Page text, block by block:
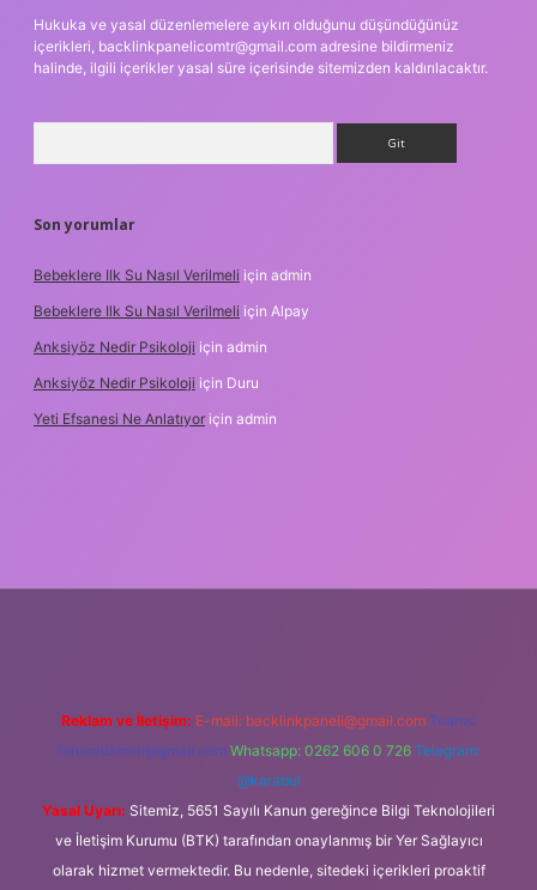
Hukuka ve yasal düzenlemelere aykırı olduğunu düşündüğünüz
içerikleri, backlinkpanelicomtr@gmail.com adresine bildirmeniz
halinde, ilgili içerikler yasal süre içerisinde sitemizden kaldırılacaktır.
Son yorumlar
Bebeklere Ilk Su Nasıl Verilmeli için admin
Bebeklere Ilk Su Nasıl Verilmeli için Alpay
Anksiyöz Nedir Psikoloji için admin
Anksiyöz Nedir Psikoloji için Duru
Yeti Efsanesi Ne Anlatıyor için admin
Reklam ve İletişim: E-mail: backlinkpaneli@gmail.com Teams:
forumhizmeti@gmail.com Whatsapp: 0262 606 0 726 Telegram:
@karabul
Yasal Uyarı: Sitemiz, 5651 Sayılı Kanun gereğince Bilgi Teknolojileri
ve İletişim Kurumu (BTK) tarafından onaylanmış bir Yer Sağlayıcı
olarak hizmet vermektedir. Bu nedenle, sitedeki içerikleri proaktif